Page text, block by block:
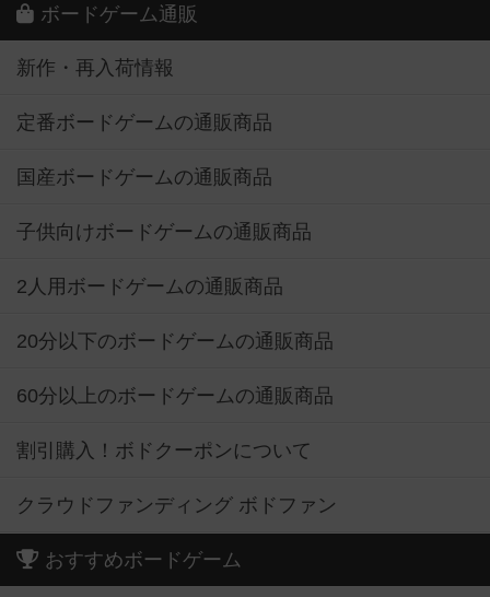
ボードゲーム通販
新作・再入荷情報
定番ボードゲームの通販商品
国産ボードゲームの通販商品
子供向けボードゲームの通販商品
2人用ボードゲームの通販商品
20分以下のボードゲームの通販商品
60分以上のボードゲームの通販商品
割引購入！ボドクーポンについて
クラウドファンディング ボドファン
おすすめボードゲーム